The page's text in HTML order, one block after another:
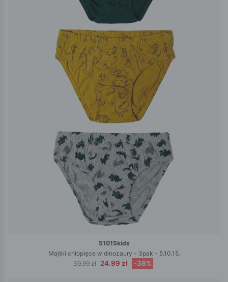
51015kids
Majtki chłopięce w dinozaury - 3pak - 5.10.15.
39.99 zł
24.99 zł -38%